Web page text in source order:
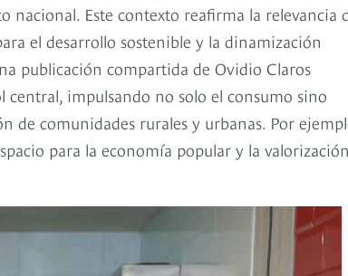
Este contexto reafirma la relevancia
el desarrollo sostenible y la dinamización
publicación compartida de Ovidio Claros
central, impulsando no solo el consumo sino
de comunidades rurales y urbanas. Por
para la economía popular y la